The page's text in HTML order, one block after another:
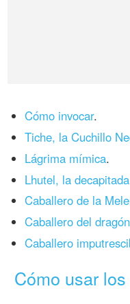
Cómo invocar.
Tiche, la Cuchillo
Lágrima mímica.
Lhutel, la decapitada
Caballero de la
Caballero del
Caballero
Cómo usar